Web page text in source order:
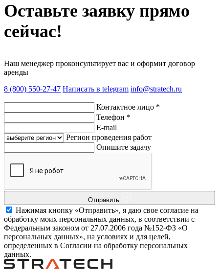
Оставьте заявку прямо
сейчас!
Наш менеджер проконсультирует вас и оформит договор
аренды
8 (800) 550-27-47 Написать в telegram info@stratech.ru
Контактное лицо *
Телефон *
E-mail
Регион проведения работ
Опишите задачу
Отправить
Нажимая кнопку «Отправить», я даю свое согласие на
обработку моих персональных данных, в соответствии с
Федеральным законом от 27.07.2006 года №152-ФЗ «О
персональных данных», на условиях и для целей,
определенных в Согласии на обработку персональных
данных.